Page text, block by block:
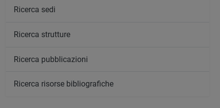
Ricerca sedi
Ricerca strutture
Ricerca pubblicazioni
Ricerca risorse bibliografiche